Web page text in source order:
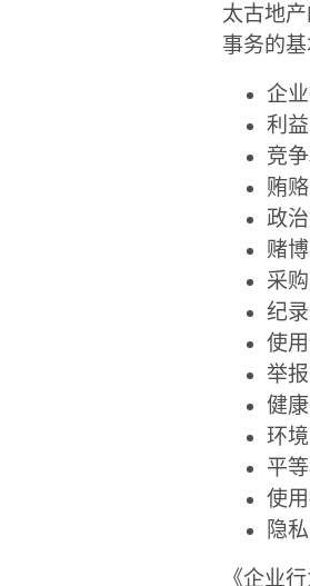
太古地
事务的基
企
利
竞
贿赂
政
赌博
采购
纪
使
举报
健
环境
平
使
隐私
《企业